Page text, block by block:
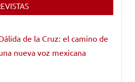
de la Cruz: el camino de
nueva voz mexicana